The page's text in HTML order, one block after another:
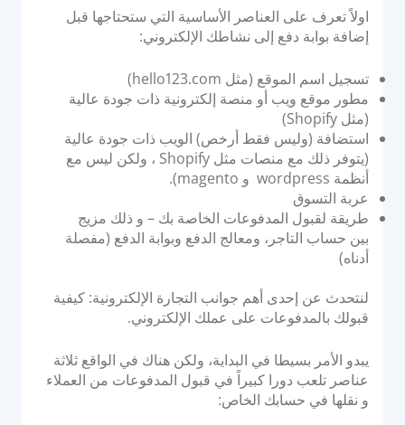
التوسع
حلول الدفع
العلامة البيضاء
مجموعة خدمات الاستشارات من PayTabs
التكامل
تكاملات واجهة برمجة التطبيقات
تكاملات حزمة تطوير البرامج
اولاً تعرف على العناصر الأساسية التي ستحتاجها قبل
إضافة بوابة دفع إلى نشاطك الإلكتروني:
تسجيل اسم الموقع (مثل hello123.com)
مطور موقع ويب أو منصة إلكترونية ذات جودة عالية
(مثل Shopify)
استضافة (وليس فقط أرخص) الويب ذات جودة عالية
(يتوفر ذلك مع منصات مثل Shopify ، ولكن ليس مع
أنظمة wordpress و magento).
عربة التسوق
طريقة لقبول المدفوعات الخاصة بك – و ذلك مزيج
بين حساب التاجر، ومعالج الدفع وبوابة الدفع (مفصلة
أدناه)
لنتحدث عن إحدى أهم جوانب التجارة الإلكترونية: كيفية
قبولك بالمدفوعات على عملك الإلكتروني.
يبدو الأمر بسيطا في البداية، ولكن هناك في الواقع ثلاثة
عناصر تلعب دورا كبيراً في قبول المدفوعات من العملاء
و نقلها في حسابك الخاص: